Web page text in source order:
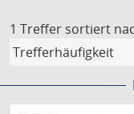
1 Treffer sortiert